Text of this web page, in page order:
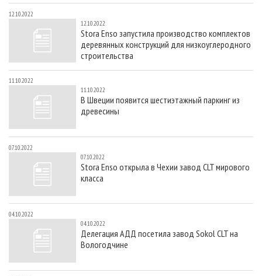
12.10.2022
12.10.2022
Stora Enso запустила производство комплектов
деревянных конструкций для низкоуглеродного
строительства
11.10.2022
11.10.2022
В Швеции появится шестиэтажный паркинг из
древесины
07.10.2022
07.10.2022
Stora Enso открыла в Чехии завод CLT мирового
класса
04.10.2022
04.10.2022
Делегация АДД посетила завод Sokol CLT на
Вологодчине